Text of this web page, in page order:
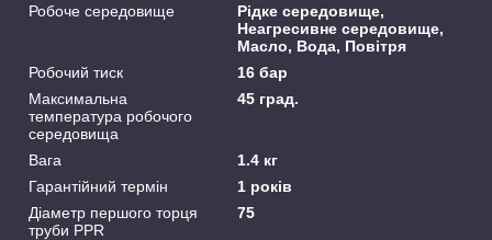
Робоче середовище
Рідке середовище,
Неагресивне середовище,
Масло, Вода, Повітря
Робочий тиск
16 бар
Максимальна
температура робочого
середовища
45 град.
Вага
1.4 кг
Гарантійний термін
1 років
Діаметр першого торця
труби PPR
75